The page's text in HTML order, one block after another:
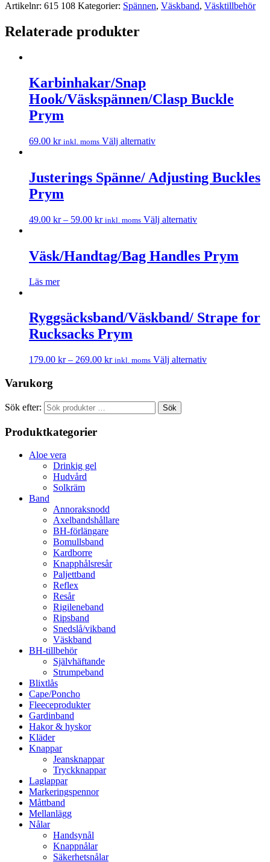
Artikelnr: 615 108 Kategorier: Spännen, Väskband, Väsktillbehör
Relaterade produkter
Karbinhakar/Snap
Hook/Väskspännen/Clasp Buckle
Prym
69.00 kr inkl. moms Välj alternativ
Justerings Spänne/ Adjusting Buckles
Prym
49.00 kr– 59.00 kr inkl. moms Välj alternativ
Väsk/Handtag/Bag Handles Prym
Läs mer
Ryggsäcksband/Väskband/ Strape for
Rucksacks Prym
179.00 kr– 269.00 kr inkl. moms Välj alternativ
Varukorg
Sök efter: Sök
Produktkategorier
Aloe vera
Drinkig gel
Hudvård
Solkräm
Band
Annoraksnodd
Axelbandshållare
BH-förlängare
Bomullsband
Kardborre
Knapphålsresår
Paljettband
Reflex
Resår
Rigileneband
Ripsband
Snedslå/vikband
Väskband
BH-tillbehör
Självhäftande
Strumpeband
Blixtlås
Cape/Poncho
Fleeceprodukter
Gardinband
Hakor & hyskor
Kläder
Knappar
Jeansknappar
Tryckknappar
Laglappar
Markeringspennor
Måttband
Mellanlägg
Nålar
Handsynål
Knappnålar
Säkerhetsnålar